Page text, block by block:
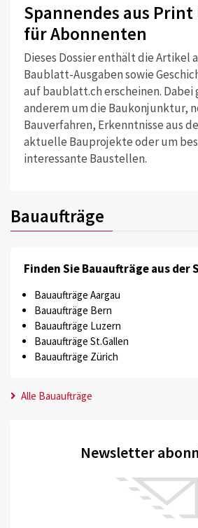
Spannendes aus
für Abonnenten
Dieses Dossier enthält die Artikel
Baublatt-Ausgaben sowie
auf baublatt.ch erscheinen. Dabei
anderem um die Baukonjunktur,
Bauverfahren, Erkenntnisse aus
aktuelle Bauprojekte oder um
interessante Baustellen.
Bauaufträge
Finden Sie Bauaufträge aus der
Bauaufträge Aargau
Bauaufträge Bern
Bauaufträge Luzern
Bauaufträge St.Gallen
Bauaufträge Zürich
Alle Bauaufträge
Newsletter